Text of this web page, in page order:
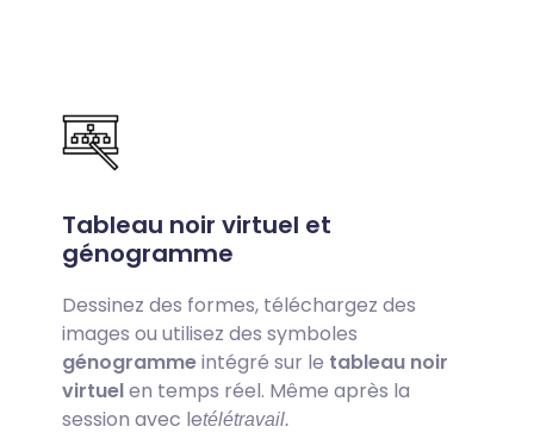
Tableau noir virtuel et
génogramme
Dessinez des formes, téléchargez des
images ou utilisez des symboles
génogrammeintégré sur le tableau noir
virtuelen temps réel. Même après la
session avec letélétravail.